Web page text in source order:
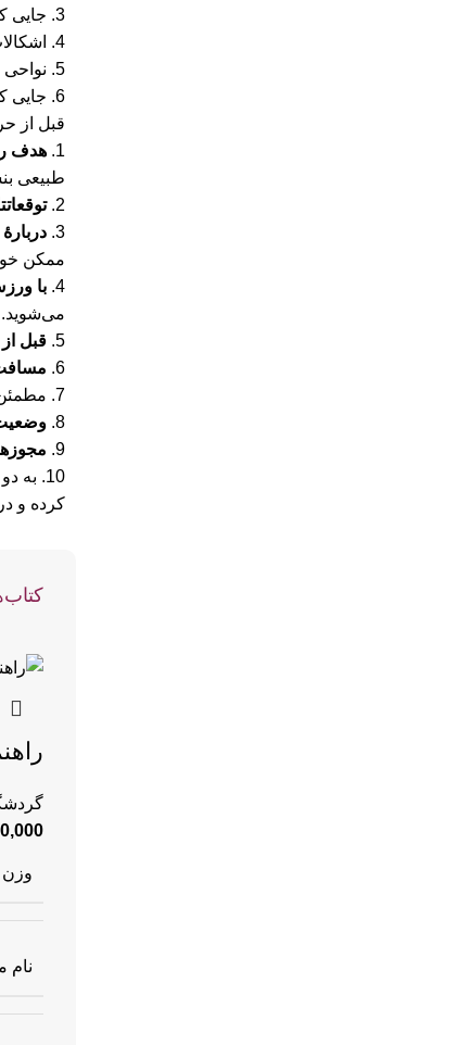
3. جایی که کویرنورد باید با عوامل سخت طبیعی درگیر شود؛
4. اشکالات و سختی‌های راه در بالا و پایین رفتن و اینکه چه وسایلی لازم است همراه باشد؛
5. نواحی خطرناکی که باید با دقت بیشتری پیمود و پیش‌بینی‌های لازمی که باید اجرا کرد؛
6. جایی که می‌توان اتراق کرد. کروکی خط مسیر تمام اطلاعاتی است که به دست می‌آید، که یا نوشته شده و یا با تکمیل کروکی انجام شده.
قبل از
1. هدف
طبیعی
2.
3.
ممکن
4. با
می‌شوید.
5. قبل
6.
7. مطمئن شوید
8.
9.
10. به دو نفر از دوستان و یا مسئولان امداد،
کرده و
وزن
نام